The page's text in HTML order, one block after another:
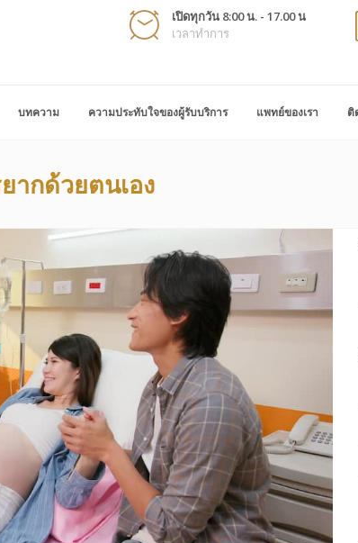
เปิดทุกวัน 8:00 น. - 17.00 น
เวลาทำการ
บทความ ความประทับใจของผู้รับบริการ แพทย์ของเรา ติ
ากด้วยตนเอง